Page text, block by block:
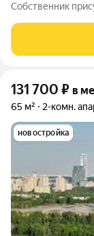
Собственник
отдельно. По
питомцами. Срок
131 700 ₽ в
65 м² 2-комн.
новостройка